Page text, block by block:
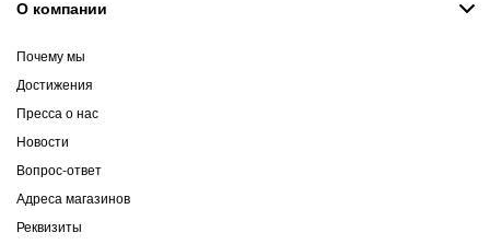
О компании
Почему мы
Достижения
Пресса о нас
Новости
Вопрос-ответ
Адреса магазинов
Реквизиты